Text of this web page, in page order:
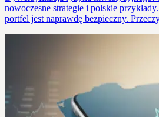
nowoczesne strategie i polskie
portfel jest naprawdę bezpieczny.